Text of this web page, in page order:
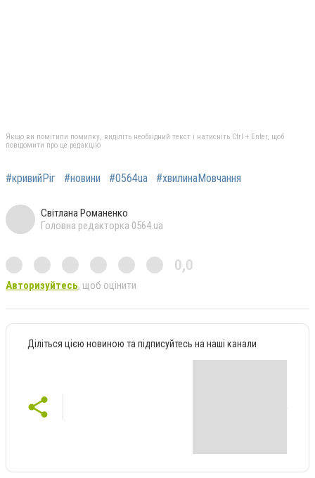
Якщо ви помітили помилку, виділіть необхідний текст і натисніть Ctrl + Enter, щоб
повідомити про це редакцію
#кривийРіг #новини #0564ua #хвилинаМовчання
Світлана Романенко
Головна редакторка 0564.ua
0,0
Авторизуйтесь, щоб оцінити
Діліться цією новиною та підписуйтесь на наші канали